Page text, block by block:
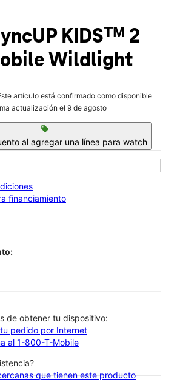
a 8:00 p.m.
Suite E Yulee, FL 32097
KIDSᵀᴹ 2
Wildlight
artículo está confirmado como disponible
actualización el 9 de agosto
sell
al agregar una línea para watch
financiamiento
de obtener tu dispositivo:
pedido por Internet
al 1-800-T-Mobile
que tienen este producto